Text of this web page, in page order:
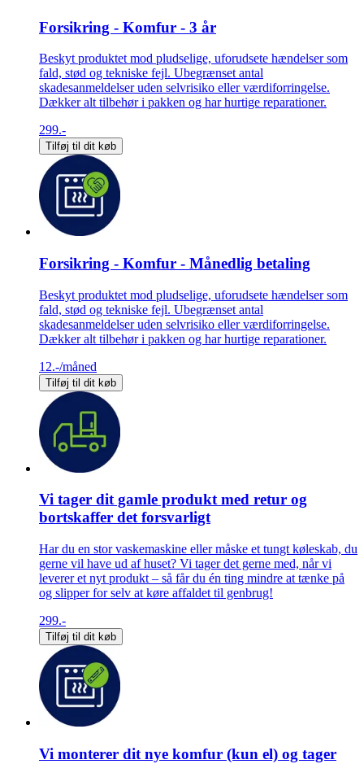
Forsikring - Komfur - 3 år
Beskyt produktet mod pludselige, uforudsete hændelser som
fald, stød og tekniske fejl. Ubegrænset antal
skadesanmeldelser uden selvrisiko eller værdiforringelse.
Dækker alt tilbehør i pakken og har hurtige reparationer.
299.-
Tilføj til dit køb
Forsikring - Komfur - Månedlig betaling
Beskyt produktet mod pludselige, uforudsete hændelser som
fald, stød og tekniske fejl. Ubegrænset antal
skadesanmeldelser uden selvrisiko eller værdiforringelse.
Dækker alt tilbehør i pakken og har hurtige reparationer.
12.-/måned
Tilføj til dit køb
Vi tager dit gamle produkt med retur og
bortskaffer det forsvarligt
Har du en stor vaskemaskine eller måske et tungt køleskab, du
gerne vil have ud af huset? Vi tager det gerne med, når vi
leverer et nyt produkt – så får du én ting mindre at tænke på
og slipper for selv at køre affaldet til genbrug!
299.-
Tilføj til dit køb
Vi monterer dit nye komfur (kun el) og tager